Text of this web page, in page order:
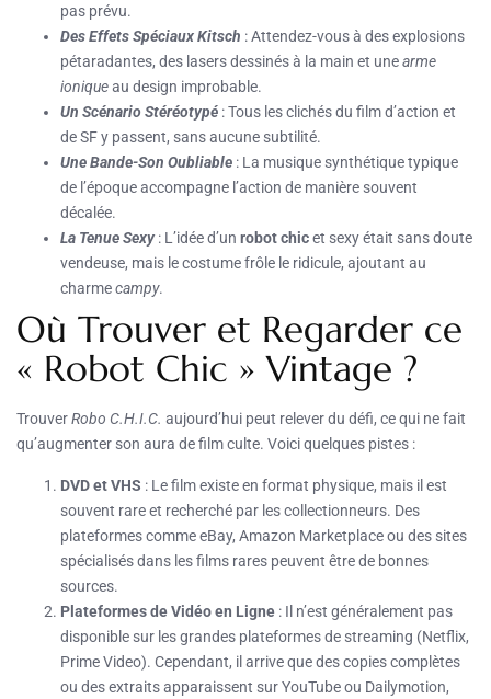
pas prévu.
Des Effets Spéciaux Kitsch : Attendez-vous à des explosions
pétaradantes, des lasers dessinés à la main et unearme
ioniqueau design improbable.
Un Scénario Stéréotypé : Tous les clichés du film d’action et
de SF y passent, sans aucune subtilité.
Une Bande-Son Oubliable : La musique synthétique typique
de l’époque accompagne l’action de manière souvent
décalée.
La Tenue Sexy: L’idée d’un robot chicet sexy était sans doute
vendeuse, mais le costume frôle le ridicule, ajoutant au
charmecampy.
Où Trouver et Regarder ce
« Robot Chic » Vintage ?
TrouverRobo C.H.I.C. aujourd’hui peut relever du défi, ce qui ne fait
qu’augmenter son aura de film culte. Voici quelques pistes :
DVD et VHS : Le film existe en format physique, mais il est
souvent rare et recherché par les collectionneurs. Des
plateformes comme eBay, Amazon Marketplace ou des sites
spécialisés dans les films rares peuvent être de bonnes
sources.
Plateformes de Vidéo en Ligne : Il n’est généralement pas
disponible sur les grandes plateformes de streaming (Netflix,
Prime Video). Cependant, il arrive que des copies complètes
ou des extraits apparaissent sur YouTube ou Dailymotion,